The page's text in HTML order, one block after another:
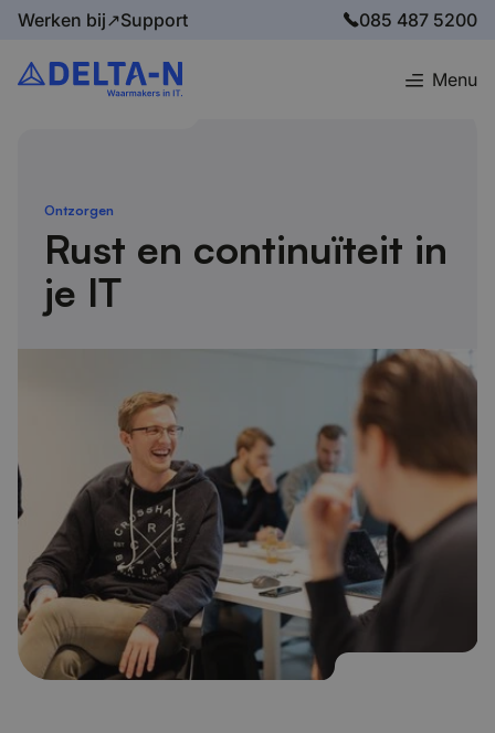
Werken bij↗Support 085 487 5200
Menu
Home Onze aanpak Ontzorgen
Ontzorgen
Rust en continuïteit in
je IT